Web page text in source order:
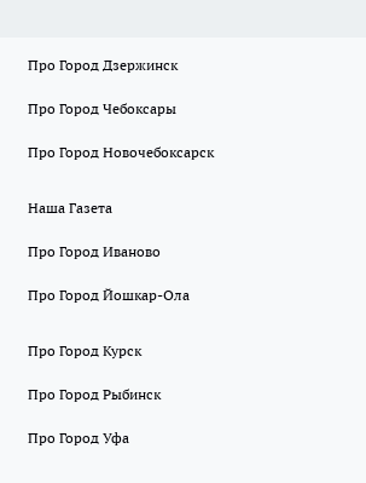
Про Город Дзержинск
Про Город Чебоксары
Про Город Новочебоксарск
Наша Газета
Про Город Иваново
Про Город Йошкар-Ола
Про Город Курск
Про Город Рыбинск
Про Город Уфа